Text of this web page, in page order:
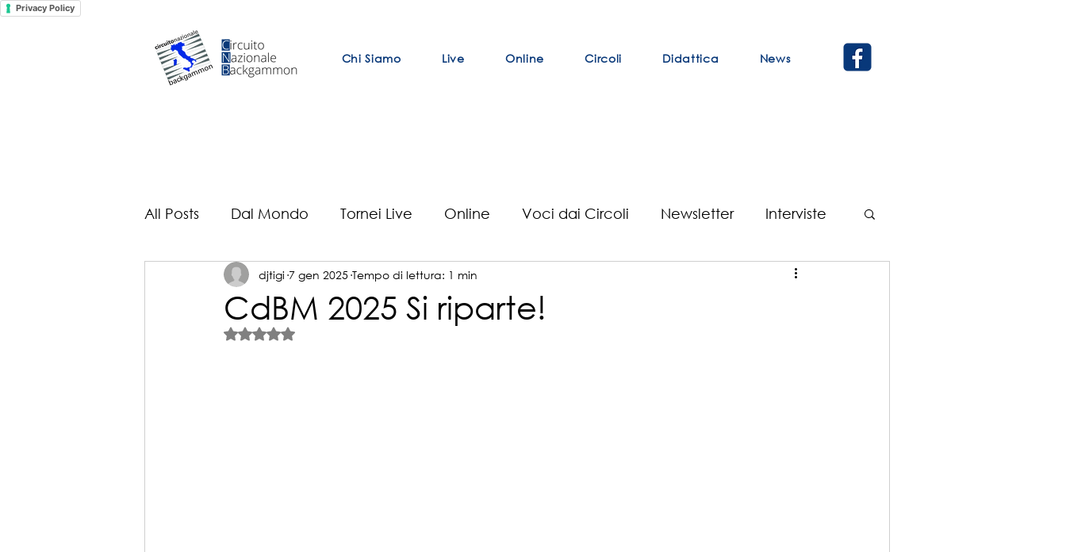
Privacy Policy
Chi Siamo Live Online Circoli Didattica News
All Posts Dal Mondo Tornei Live Online Voci dai Circoli Newsletter Interviste
Il mondo secondo Selveuse Curiosità
CdBM 2025 Si riparte!
djtigi 7 gen 2025 Tempo di lettura: 1 min
Valutazione NaN stelle su 5.